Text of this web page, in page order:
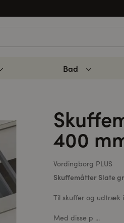
Bad
400
Vordingborg PLUS
Skuffemåtter Slate
Til skuffer og udtræk
Med disse p ...